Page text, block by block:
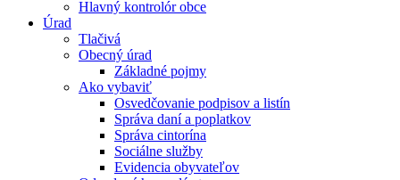
Hlavný kontrolór obce
Úrad
Tlačivá
Obecný úrad
Základné pojmy
Ako vybaviť
Osvedčovanie podpisov a listín
Správa daní a poplatkov
Správa cintorína
Sociálne služby
Evidencia obyvateľov